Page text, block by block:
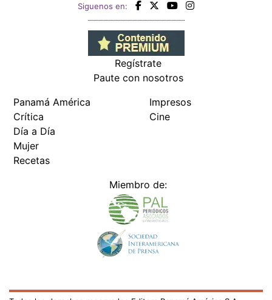
Siguenos en:
Regístrate
Paute con nosotros
Panamá América
Crítica
Día a Día
Mujer
Recetas
Impresos
Cine
Miembro de: